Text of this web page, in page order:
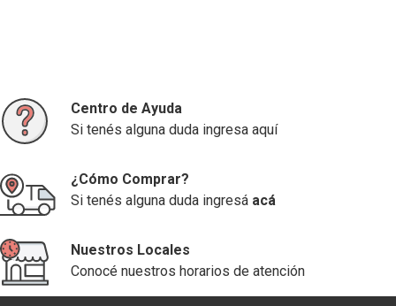
Centro de Ayuda
Si tenés alguna duda ingresa aquí
¿Cómo Comprar?
Si tenés alguna duda ingresá acá
Nuestros Locales
Conocé nuestros horarios de atención